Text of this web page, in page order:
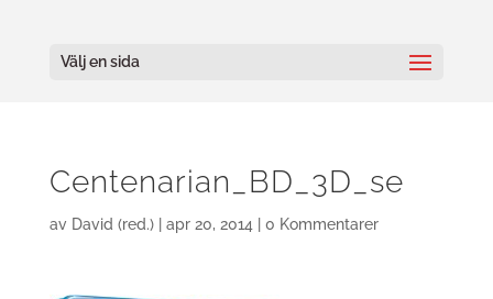
Välj en sida
Centenarian_BD_3D_se
av David (red.)| apr 20, 2014 0 Kommentarer